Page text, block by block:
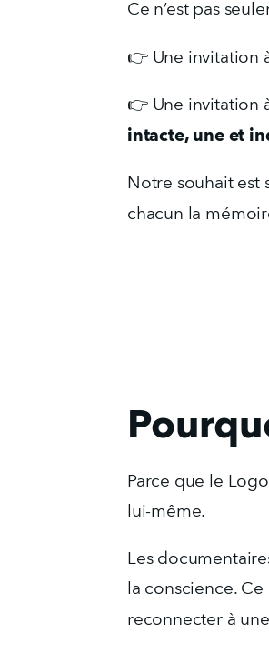
Ce n’est pas
👉 Une invitation
👉 Une invitation
intacte, une et
Notre souhait est
chacun la
Parce que le
lui-même.
Les
la conscience.
reconnecter à